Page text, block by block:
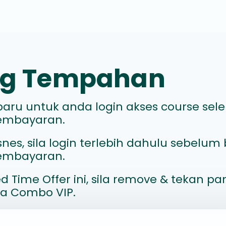
Tempahan
untuk anda login akses course
sila login terlebih dahulu sebelum
Time Offer ini, sila remove & tekan
Combo VIP.